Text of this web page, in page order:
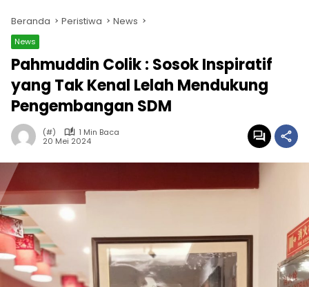
Beranda Peristiwa News
News
Pahmuddin Colik : Sosok Inspiratif
yang Tak Kenal Lelah Mendukung
Pengembangan SDM
(#)
1 Min Baca
20 Mei 2024